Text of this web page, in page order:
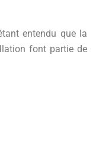
entendu que la
font partie de